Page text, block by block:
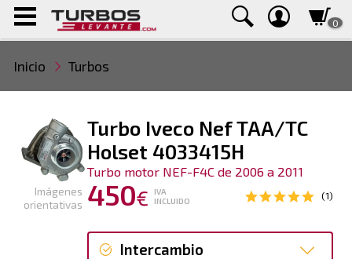
0
Inicio Turbos
Turbo Iveco Nef TAA/TC
Holset 4033415H
Turbo motor NEF-F4C de 2006 a 2011
450€
IVA
INCLUIDO
(1)
Intercambio
Imágenes
orientativas